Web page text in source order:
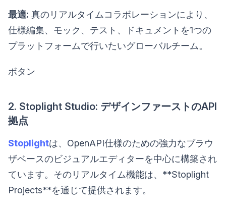
最適: 真のリアルタイムコラボレーションにより、
仕様編集、モック、テスト、ドキュメントを1つの
プラットフォームで行いたいグローバルチーム。
ボタン
2. Stoplight Studio: デザインファーストのAPI
拠点
Stoplightは、OpenAPI仕様のための強力なブラウ
ザベースのビジュアルエディターを中心に構築され
ています。そのリアルタイム機能は、**Stoplight
Projects**を通じて提供されます。